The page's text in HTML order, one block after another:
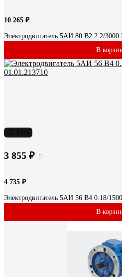
10 265 ₽
Электродвигатель 5АИ 80 В2 2.2/
В
3 855 ₽
4 735 ₽
Электродвигатель 5АИ 56 В4 0.18/
В